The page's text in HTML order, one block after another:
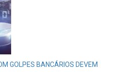
GOLPES BANCÁRIOS DEVEM